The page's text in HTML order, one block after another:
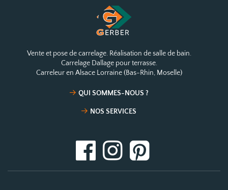
Vente et pose de carrelage. Réalisation de salle de bain.
Carrelage Dallage pour terrasse.
Carreleur en Alsace Lorraine (Bas-Rhin, Moselle)
QUI SOMMES-NOUS ?
NOS SERVICES